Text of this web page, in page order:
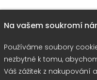
Na vašem soukromí
Používáme soubory
nezbytné k tomu,
Váš zážitek z nakupování